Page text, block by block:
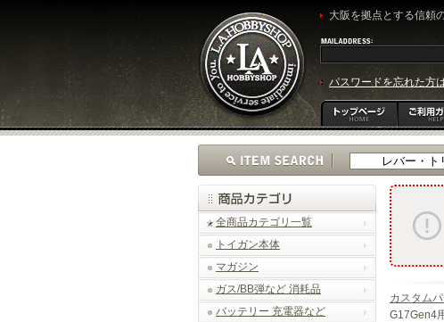
大阪を拠点とする信頼
パスワードを忘れた方
全商品カテゴリ一覧
トイガン本体
マガジン
ガス/BB弾など 消耗品
バッテリー 充電器など
カスタム
G17Gen4